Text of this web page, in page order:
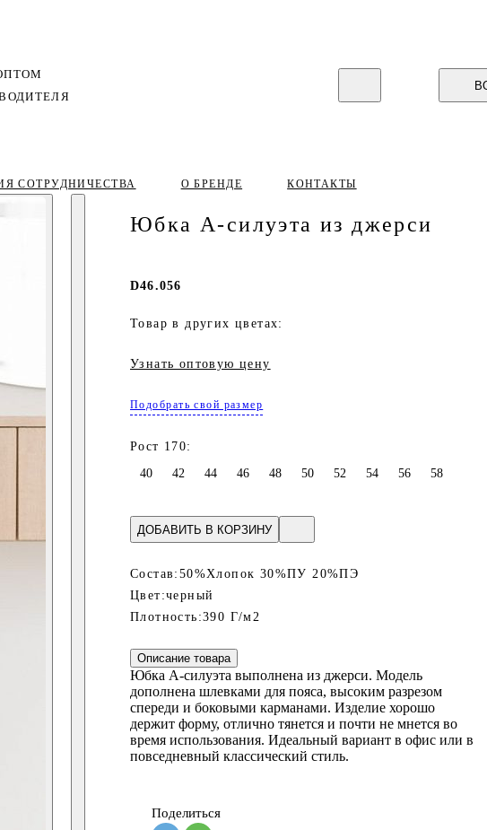
СОТРУДНИЧЕСТВА О БРЕНДЕ КОНТАКТЫ
Юбка А-силуэта из джерси
D46.056
Товар в других цветах:
Узнать оптовую цену
Подобрать свой размер
Рост 170:
40
42 44 46 48 50 52 54 56 58
ДОБАВИТЬ В КОРЗИНУ
Состав: 50%Хлопок 30%ПУ 20%ПЭ
Цвет:черный
Плотность:390 Г/м2
Описание товара
Юбка А-силуэта выполнена из джерси. Модель
дополнена шлевками для пояса, высоким разрезом
спереди и боковыми карманами. Изделие хорошо
держит форму, отлично тянется и почти не мнется во
время использования. Идеальный вариант в офис или в
повседневный классический стиль.
Поделиться